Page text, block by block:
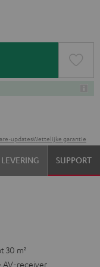
updatesWettelijke garantie
SUPPORT
30 m²
AV-receiver